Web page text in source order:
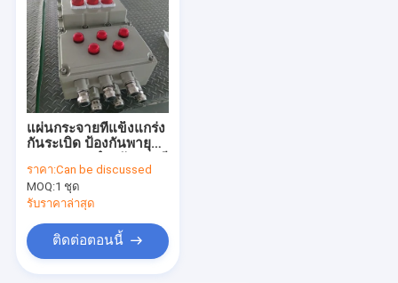
ไฟ LED ป้องกันการระเบิด
ไฟไฮเบย์ LED ป้องกันการระเบิด
น้ำท่วมไฟ LED ป้องกันการระเบิด
หลอดฟลูออเรสเซนต์กันระเบิด
ไฟฉุกเฉินกันไฟ
แผงควบคุม Flameproof
แผ่นกระจายที่แข็งแกร่ง
กันระเบิด ป้องกันพายุ
ปิโตรเคมีทะเลทราย
ราคา:Can be discussed
MOQ:1 ชุด
รับราคาล่าสุด
ติดต่อตอนนี้